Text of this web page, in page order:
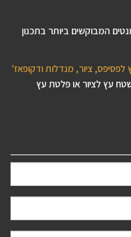
המבוקשים ביותר בתכנון
ציור, מנדלות ודקופאז'
עץ לציור או פלטת עץ